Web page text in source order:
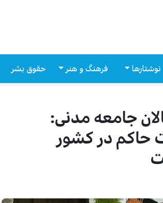
نوشتارها فرهنگ و هنر حقوق بشر
جامعه مدنی:
حاکم در کشور